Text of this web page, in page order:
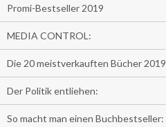
Promi-Bestseller 2019
MEDIA CONTROL:
Die 20 meistverkauften Bücher 2019
Der Politik entliehen:
So macht man einen Buchbestseller: